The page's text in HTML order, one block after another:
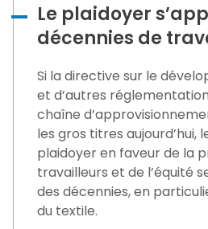
Le plaidoyer
décennies de
Si la directive sur le
et d’autres
chaîne
les gros titres aujourd’hui,
plaidoyer en faveur de la
travailleurs et de l’équité
des décennies, en
du textile.